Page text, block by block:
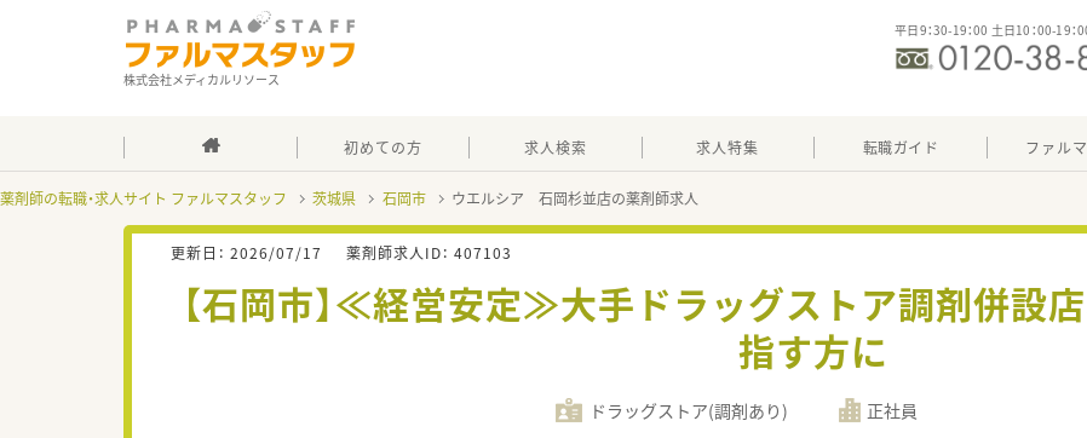
株式会社メディカルリソース
平日9：30-19：00 土日10：00-19：
初めての方 求人検索 求人特集 転職ガイド ファル
薬剤師の転職・求人サイト ファルマスタッフ 茨城県 石岡市 ウエルシア 石岡杉並店の薬剤師求人
更新日： 2026/07/17 薬剤師求人ID： 407103
【石岡市】≪経営安定≫大手ドラッグストア調剤併設
指す方に
ドラッグストア(調剤あり) 正社員